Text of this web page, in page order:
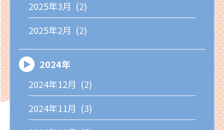
2025年3月 (2)
2025年2月 (2)
2024年
2024年12月 (2)
2024年11月 (3)